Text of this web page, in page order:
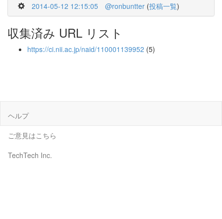
2014-05-12 12:15:05 @ronbuntter (投稿一覧)
収集済み URL リスト
https://ci.nii.ac.jp/naid/110001139952 (5)
ヘルプ
ご意見はこちら
TechTech Inc.